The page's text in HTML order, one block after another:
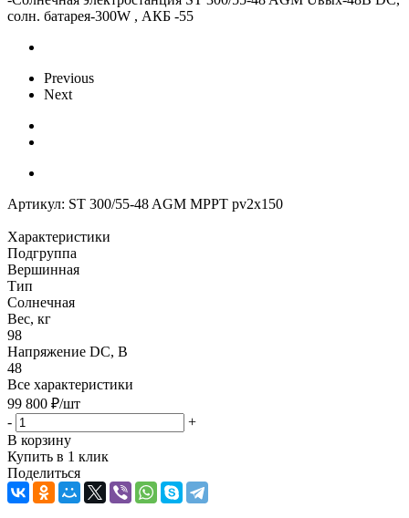
солн. батарея-300W , АКБ -55
Previous
Next
Артикул: ST 300/55-48 AGM MPPT pv2x150
Характеристики
Подгруппа
Вершинная
Тип
Солнечная
Вес, кг
98
Напряжение DC, В
48
Все характеристики
99 800 ₽/шт
-
+
В корзину
Купить в 1 клик
Поделиться